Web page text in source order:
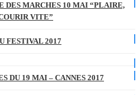
DES MARCHES 10 MAI “PLAIRE,
VITE”
FESTIVAL 2017
DU 19 MAI – CANNES 2017